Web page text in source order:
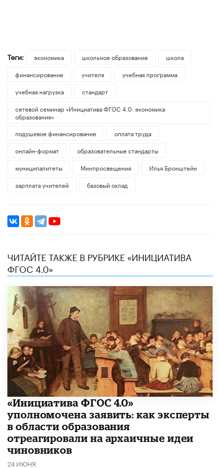
Теги: экономика школьное образование
школа
финансирование
учителя
учебная программа
учебная нагрузка
стандарт
сетевой семинар «Инициатива ФГОС 4.0: экономика
образования»
подушевое финансирование
оплата труда
онлайн-формат
образовательные стандарты
муниципалитеты
Минпросвещения
Илья Бронштейн
зарплата учителей
базовый оклад
ЧИТАЙТЕ ТАКЖЕ В РУБРИКЕ «ИНИЦИАТИВА
ФГОС 4.0»
«Инициатива ФГОС 4.0»
уполномочена заявить: как эксперты
в области образования
отреагировали на архаичные идеи
чиновников
24 ИЮНЯ